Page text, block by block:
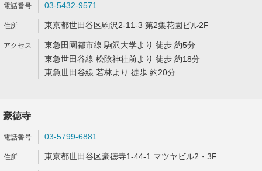
03-5432-9571
東京都世田谷区駒沢2-11-3 第2集花園ビル2F
東急田園都市線 駒沢大学より 徒歩 約5分
東急世田谷線 松陰神社前より 徒歩 約18分
東急世田谷線 若林より 徒歩 約20分
豪徳寺
03-5799-6881
東京都世田谷区豪徳寺1-44-1 マツヤビル2・3F